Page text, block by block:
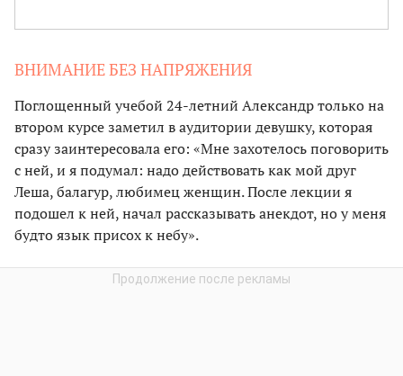
ВНИМАНИЕ БЕЗ НАПРЯЖЕНИЯ
Поглощенный учебой 24-летний Александр только на
втором курсе заметил в аудитории девушку, которая
сразу заинтересовала его: «Мне захотелось поговорить
с ней, и я подумал: надо действовать как мой друг
Леша, балагур, любимец женщин. После лекции я
подошел к ней, начал рассказывать анекдот, но у меня
будто язык присох к небу».